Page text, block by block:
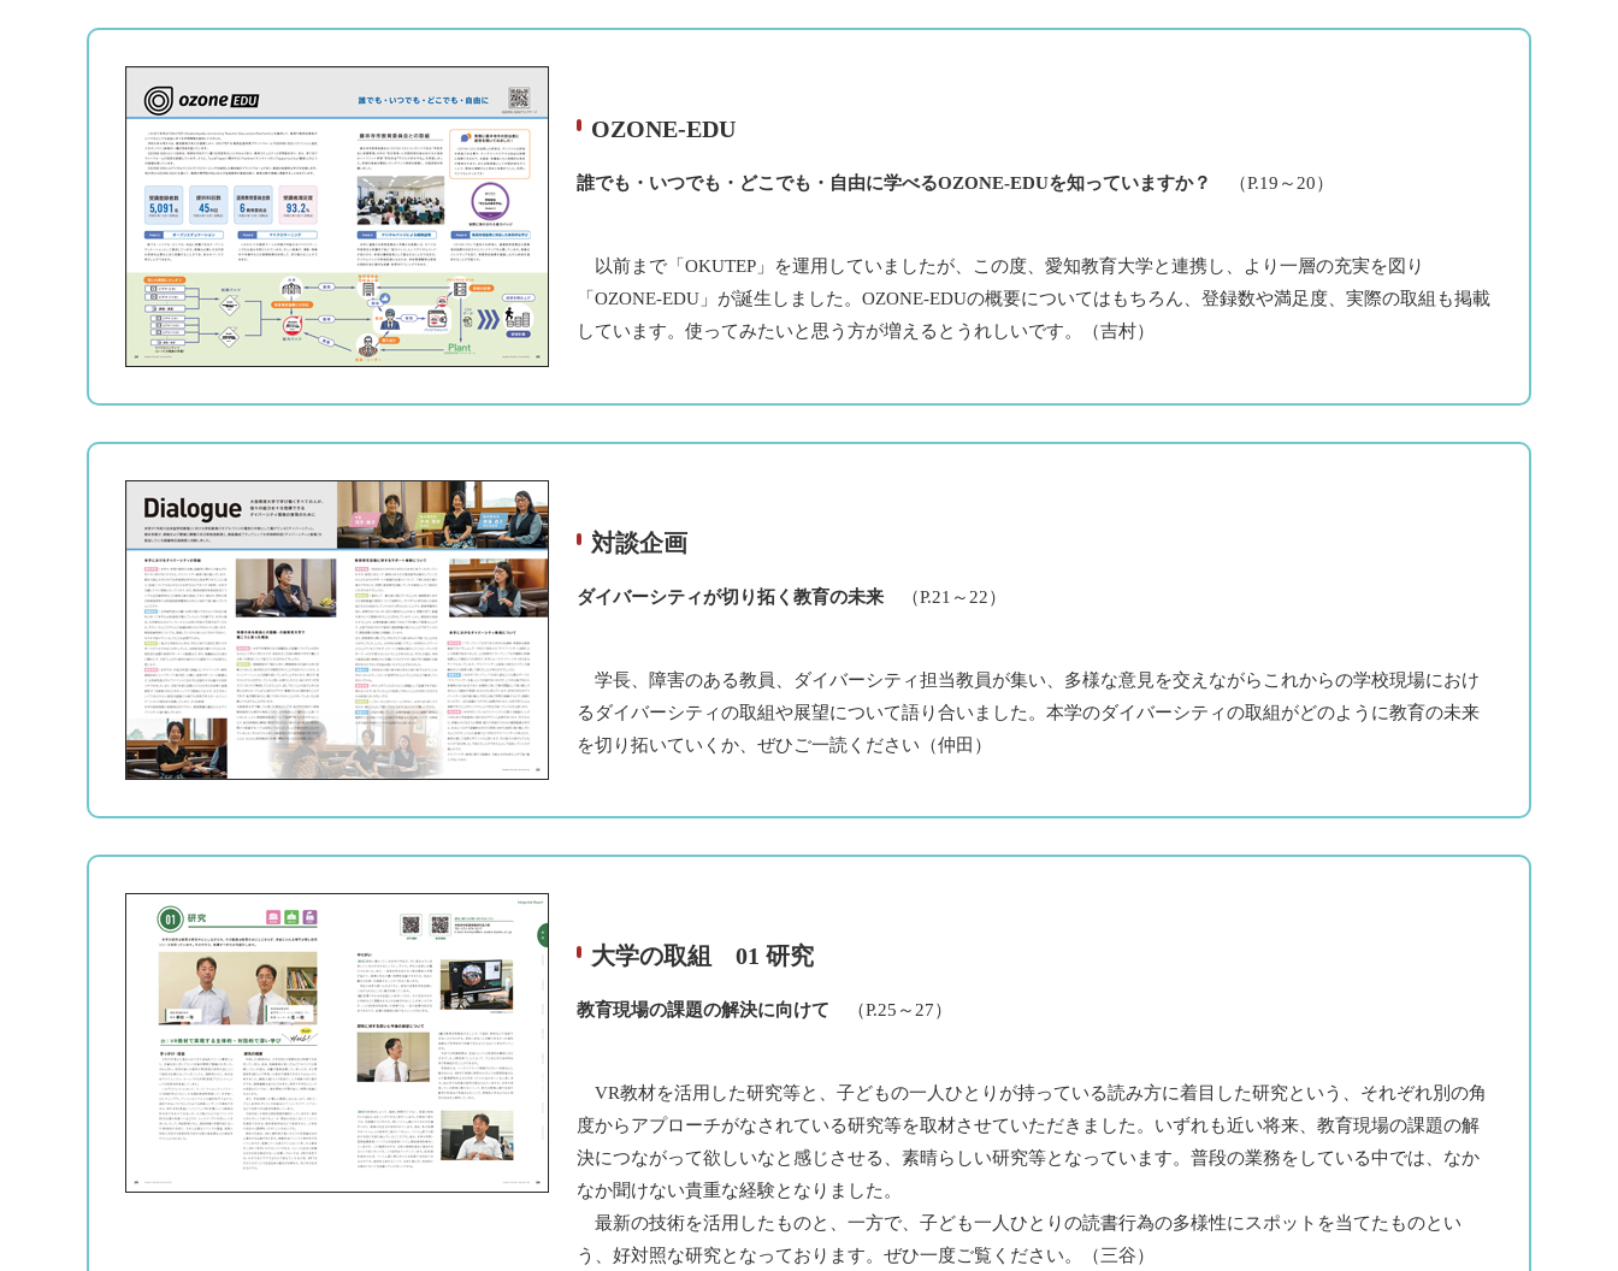
OZONE-EDU
誰でも・いつでも・どこでも・自由に学べるOZONE-EDUを知っていますか？ （P.19～20）
以前まで「OKUTEP」を運用していましたが、この度、愛知教育大学と連携し、より一層の充実を図り
「OZONE-EDU」が誕生しました。OZONE-EDUの概要についてはもちろん、登録数や満足度、実際の取組も掲載
しています。使ってみたいと思う方が増えるとうれしいです。（吉村）
対談企画
ダイバーシティが切り拓く教育の未来 （P.21～22）
学長、障害のある教員、ダイバーシティ担当教員が集い、多様な意見を交えながらこれからの学校現場におけ
るダイバーシティの取組や展望について語り合いました。本学のダイバーシティの取組がどのように教育の未来
を切り拓いていくか、ぜひご一読ください（仲田）
大学の取組 01 研究
教育現場の課題の解決に向けて （P.25～27）
VR教材を活用した研究等と、子どもの一人ひとりが持っている読み方に着目した研究という、それぞれ別の角
度からアプローチがなされている研究等を取材させていただきました。いずれも近い将来、教育現場の課題の解
決につながって欲しいなと感じさせる、素晴らしい研究等となっています。普段の業務をしている中では、なか
なか聞けない貴重な経験となりました。
最新の技術を活用したものと、一方で、子ども一人ひとりの読書行為の多様性にスポットを当てたものとい
う、好対照な研究となっております。ぜひ一度ご覧ください。（三谷）